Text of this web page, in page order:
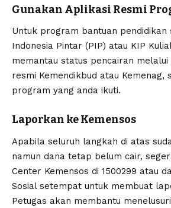
Gunakan Aplikasi Resmi
Untuk program bantuan
Indonesia Pintar (PIP) atau KIP
memantau status pencairan
resmi Kemendikbud atau Kemenag,
program yang anda ikuti.
Laporkan ke Kemensos
Apabila seluruh langkah di atas
namun dana tetap belum cair,
Center Kemensos di 1500299 atau
Sosial setempat untuk membuat
Petugas akan membantu